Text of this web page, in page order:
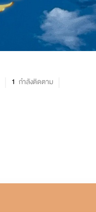
1 กำลังติดตาม